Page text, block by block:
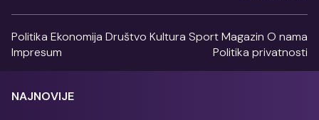
Politika Ekonomija Društvo Kultura SportMagazin O nama
Impresum
Politika privatnosti
NAJNOVIJE